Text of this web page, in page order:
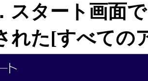
スタート画面
れた[すべての